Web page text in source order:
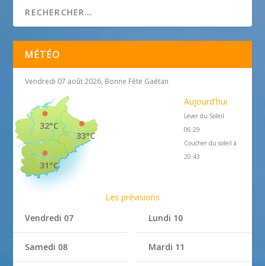
MÉTÉO
Vendredi 07 août 2026, Bonne Fête Gaétan
33°C
32°C
31°C
Aujourd'hui
Lever du Soleil
06:29
Coucher du soleil à
20:43
Les prévisions
Vendredi 07
Samedi 08
Lundi 10
Mardi 11